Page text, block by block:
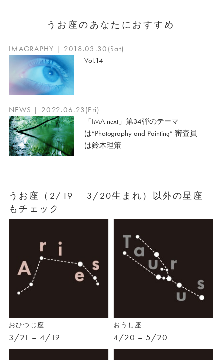
うお座のあなたにおすすめ
IMAGRAPHY | 2018.03.30(Sat)
Vol.14
NEWS | 2022.06.23(Fri)
「IMA next」第34弾のテーマ
は“Photography and Painting” 審査員
は鈴木理策
うお座（2/19 – 3/20生まれ）以外の星座
もチェック
おひつじ座
3/21 – 4/19
おうし座
4/20 – 5/20